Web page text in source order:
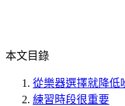
本文目錄
從樂器選擇就降低
練習時段很重要